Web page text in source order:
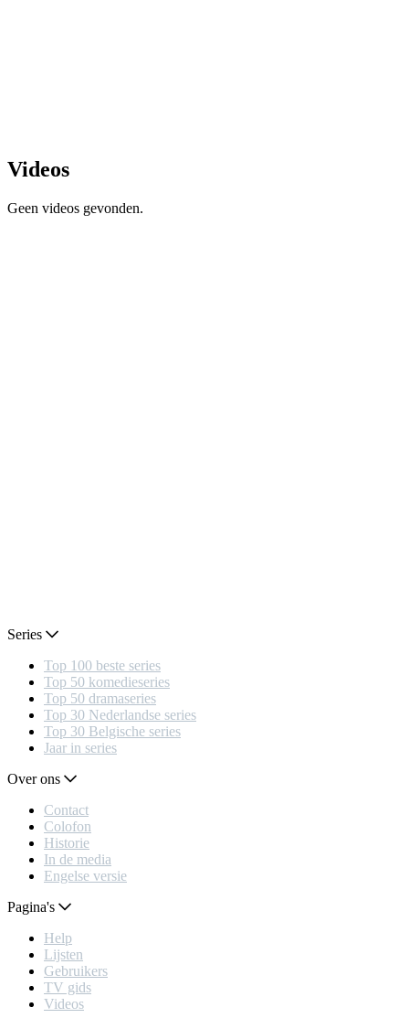
Videos
Geen videos gevonden.
Series
Top 100 beste series
Top 50 komedieseries
Top 50 dramaseries
Top 30 Nederlandse series
Top 30 Belgische series
Jaar in series
Over ons
Contact
Colofon
Historie
In de media
Engelse versie
Pagina's
Help
Lijsten
Gebruikers
TV gids
Videos